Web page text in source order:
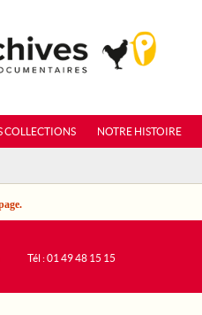
COLLECTIONS NOTRE HISTOIRE
Tél : 01 49 48 15 15